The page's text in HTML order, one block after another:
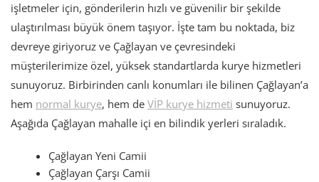
işletmeler için, gönderilerin hızlı ve güvenilir bir şekilde
ulaştırılması büyük önem taşıyor. İşte tam bu noktada, biz
devreye giriyoruz ve Çağlayan ve çevresindeki
müşterilerimize özel, yüksek standartlarda kurye hizmetleri
sunuyoruz. Birbirinden canlı konumları ile bilinen Çağlayan’a
hem normal kurye, hem de VİP kurye hizmeti sunuyoruz.
Aşağıda Çağlayan mahalle içi en bilindik yerleri sıraladık.
Çağlayan Yeni Camii
Çağlayan Çarşı Camii